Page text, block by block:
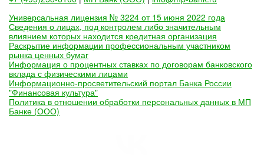
Универсальная лицензия № 3224 от 15 июня 2022 года
Сведения о лицах, под контролем либо значительным
влиянием которых находится кредитная организация
Раскрытие информации профессиональным участником
рынка ценных бумаг
Информация о процентных ставках по договорам банковского
вклада с физическими лицами
Информационно-просветительский портал Банка России
"Финансовая культура"
Политика в отношении обработки персональных данных в МП
Банке (ООО)